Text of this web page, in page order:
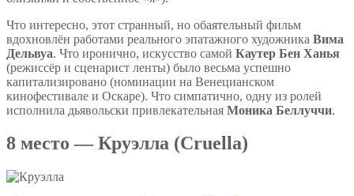
Что интересно, этот странный, но обаятельный фильм
вдохновлён работами реального эпатажного художника Вима
Дельвуа. Что иронично, искусство самой Каутер Бен Ханья
(режиссёр и сценарист ленты) было весьма успешно
капитализировано (номинации на Венецианском
кинофестивале и Оскаре). Что симпатично, одну из ролей
исполнила дьявольски привлекательная Моника Беллуччи.
8 место — Круэлла (Cruella)